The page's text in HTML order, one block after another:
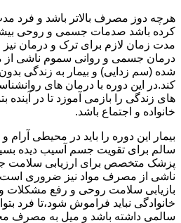
هرچه دوز مصرف بالاتر باشد و فرد
کرده باشد صدمات جسمی و روحی
مدت زمان لازم برای ترک و درمان
درمان جسمی و روانی سموم ناشی از
شده (سم زدایی) و بیمار به زندگی
کند.در این دوره با درمان های
های زندگی را بازمی آموزد تا در آینده
خانواده و اجتماع باشد.
بیمار این دوره را باید در محیطی
سالم برای تقویت جسم آسیب دیده
پزشک متخصص برای ارزیابی سلامت
ناشی از مصرف مواد نیز ضروری
بازیابی سلامت روحی و رفع مشکلات
خانوادگی نباید فراموش شود،تا فرد
سالمی داشته باشد و میل به مصرف